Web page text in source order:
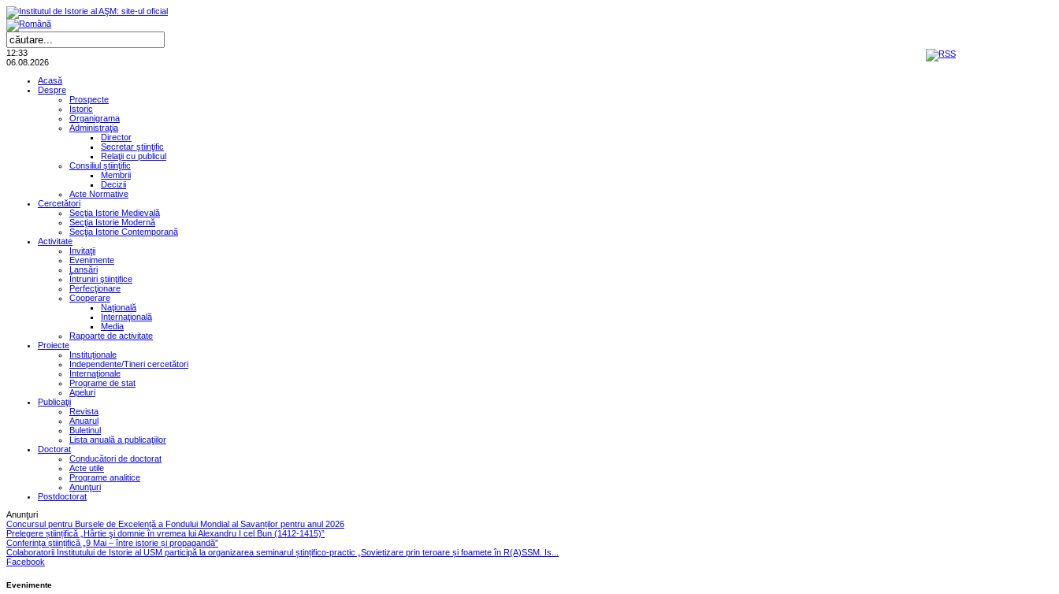
12:33
06.08.2026
Acasă
Despre
Prospecte
Istoric
Organigrama
Administraţia
Director
Secretar ştiinţific
Relaţii cu publicul
Consiliul ştiinţific
Membrii
Decizii
Acte Normative
Cercetători
Secţia Istorie Medievală
Secţia Istorie Modernă
Secţia Istorie Contemporană
Activitate
Invitaţii
Evenimente
Lansări
Întruniri ştiinţifice
Perfecţionare
Cooperare
Naţională
Internaţională
Media
Rapoarte de activitate
Proiecte
Instituţionale
Independente/Tineri cercetători
Internaţionale
Programe de stat
Apeluri
Publicaţii
Revista
Anuarul
Buletinul
Lista anuală a publicaţiilor
Doctorat
Conducători de doctorat
Acte utile
Programe analitice
Anunţuri
Postdoctorat
Anunţuri
Concursul pentru Bursele de Excelență a Fondului Mondial al Savanților pentru anul 2026
Prelegere științifică „Hârtie şi domnie în vremea lui Alexandru I cel Bun (1412-1415)”
Conferința științifică „9 Mai – între istorie și propagandă”
Colaboratorii Institutului de Istorie al USM participă la organizarea seminarul ștințifico-practic „Sovietizare prin teroare și foamete în R(A)SSM. Is...
Facebook
Evenimente